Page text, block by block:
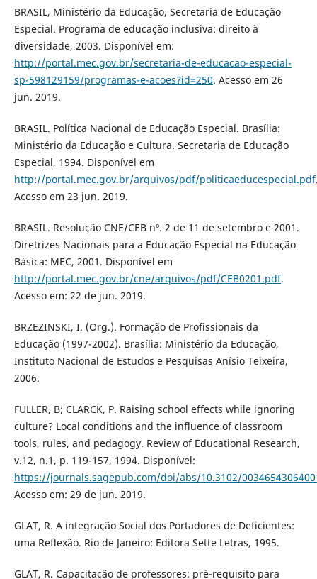
BRASIL, Ministério da Educação, Secretaria de Educação
Especial. Programa de educação inclusiva: direito à
diversidade, 2003. Disponível em:
http://portal.mec.gov.br/secretaria-de-educacao-especial-
sp-598129159/programas-e-acoes?id=250. Acesso em 26
jun. 2019.
BRASIL. Política Nacional de Educação Especial. Brasília:
Ministério da Educação e Cultura. Secretaria de Educação
Especial, 1994. Disponível em
http://portal.mec.gov.br/arquivos/pdf/politicaeducespecial.pdf
Acesso em 23 jun. 2019.
BRASIL. Resolução CNE/CEB nº. 2 de 11 de setembro e 2001.
Diretrizes Nacionais para a Educação Especial na Educação
Básica: MEC, 2001. Disponível em
http://portal.mec.gov.br/cne/arquivos/pdf/CEB0201.pdf.
Acesso em: 22 de jun. 2019.
BRZEZINSKI, I. (Org.). Formação de Profissionais da
Educação (1997-2002). Brasília: Ministério da Educação,
Instituto Nacional de Estudos e Pesquisas Anísio Teixeira,
2006.
FULLER, B; CLARCK, P. Raising school effects while ignoring
culture? Local conditions and the influence of classroom
tools, rules, and pedagogy. Review of Educational Research,
v.12, n.1, p. 119-157, 1994. Disponível:
https://journals.sagepub.com/doi/abs/10.3102/
Acesso em: 29 de jun. 2019.
GLAT, R. A integração Social dos Portadores de Deficientes:
uma Reflexão. Rio de Janeiro: Editora Sette Letras, 1995.
GLAT, R. Capacitação de professores: pré-requisito para